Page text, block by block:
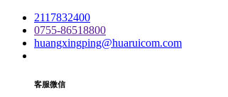
2117832400
0755-86518800
huangxingping@huaruicom.com
客服微信